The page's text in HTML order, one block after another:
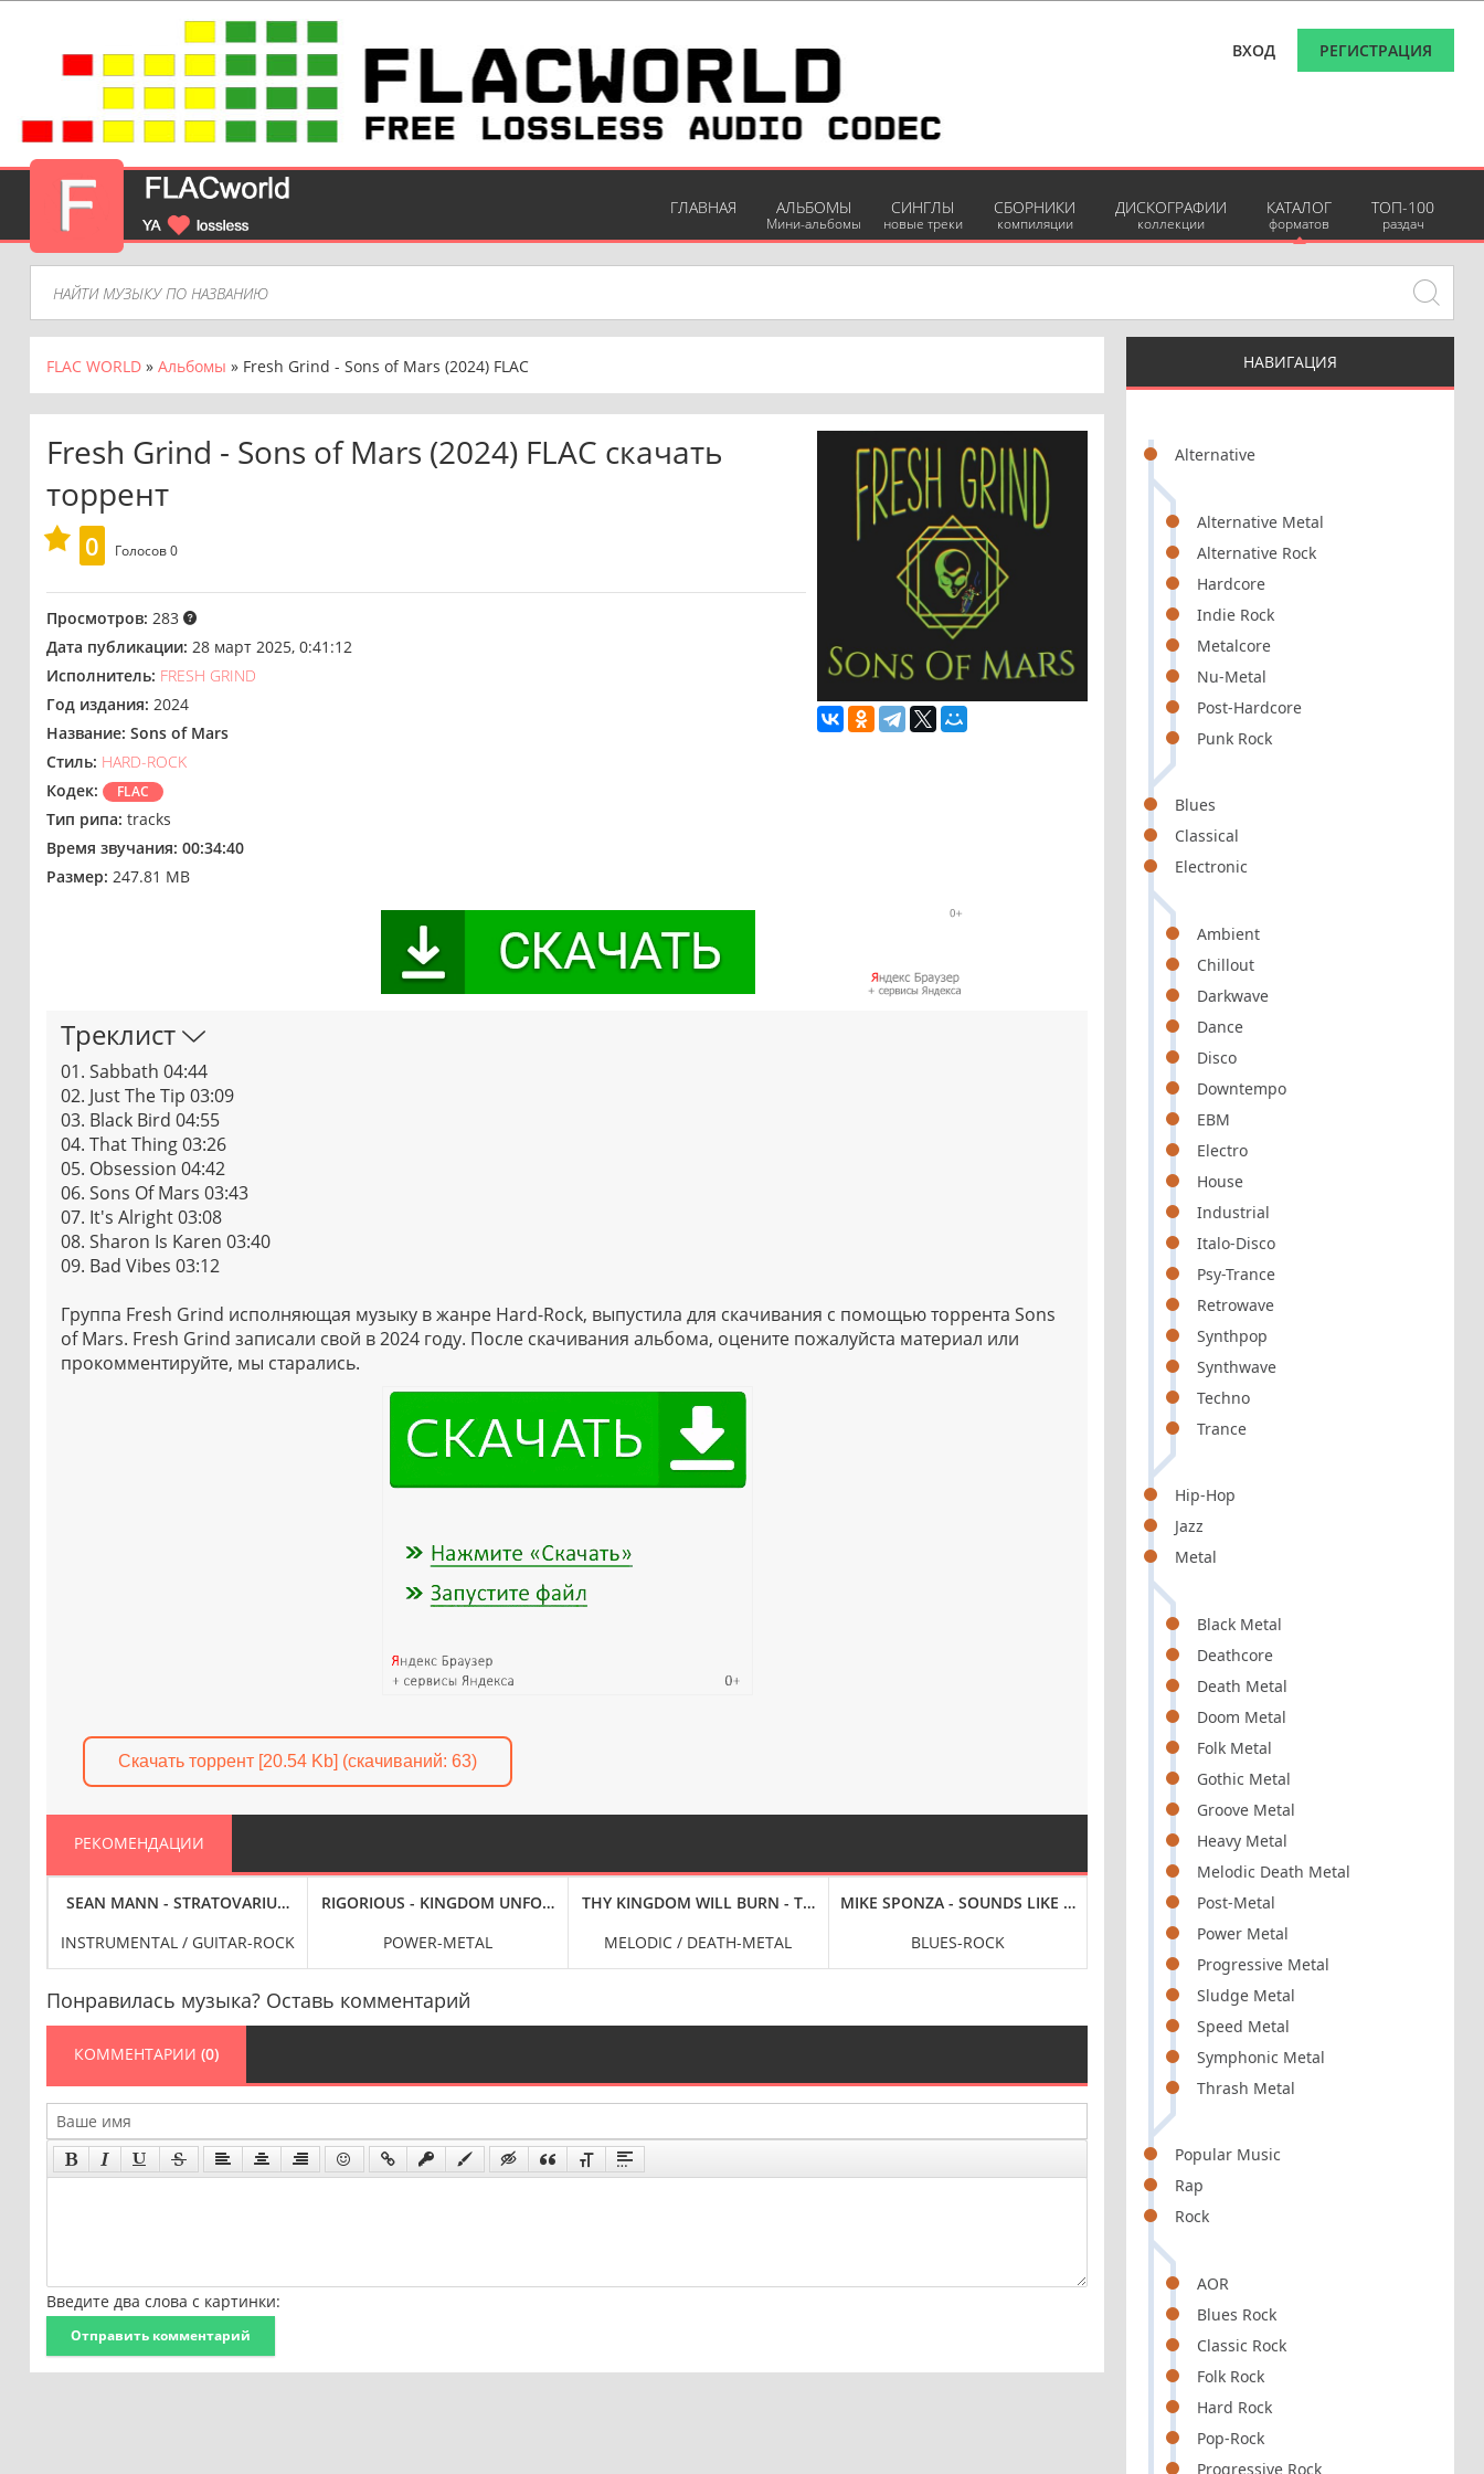
ВХОД РЕГИСТРАЦИЯ
ГЛАВНАЯ АЛЬБОМЫ
Мини-альбомы
СИНГЛЫ
новые треки
СБОРНИКИ
компиляции
ДИСКОГРАФИИ
коллекции
КАТАЛОГ
форматов
ТОП-100
раздач
НАВИГАЦИЯ
Alternative
Alternative Metal
Alternative Rock
Hardcore
Indie Rock
Metalcore
Nu-Metal
Post-Hardcore
Punk Rock
Blues
Classical
Electronic
Ambient
Chillout
Darkwave
Dance
Disco
Downtempo
EBM
Electro
House
Industrial
Italo-Disco
Psy-Trance
Retrowave
Synthpop
Synthwave
Techno
Trance
Hip-Hop
Jazz
Metal
Black Metal
Deathcore
Death Metal
Doom Metal
Folk Metal
Gothic Metal
Groove Metal
Heavy Metal
Melodic Death Metal
Post-Metal
Power Metal
Progressive Metal
Sludge Metal
Speed Metal
Symphonic Metal
Thrash Metal
Popular Music
Rap
Rock
AOR
Blues Rock
Classic Rock
Folk Rock
Hard Rock
Pop-Rock
Progressive Rock
FLAC WORLD » Альбомы » Fresh Grind - Sons of Mars (2024) FLAC
Fresh Grind - Sons of Mars (2024) FLAC скачать
торрент
0 Голосов0
Просмотров: 283
Дата публикации: 28 март 2025, 0:41:12
Исполнитель: FRESH GRIND
Год издания: 2024
Название: Sons of Mars
Стиль: HARD-ROCK
Кодек:
FLAC
Тип рипа: tracks
Время звучания: 00:34:40
Размер: 247.81 MB
Треклист
01. Sabbath 04:44
02. Just The Tip 03:09
03. Black Bird 04:55
04. That Thing 03:26
05. Obsession 04:42
06. Sons Of Mars 03:43
07. It's Alright 03:08
08. Sharon Is Karen 03:40
09. Bad Vibes 03:12
Группа Fresh Grind исполняющая музыку в жанре Hard-Rock, выпустила для скачивания с помощью торрента Sons
of Mars. Fresh Grind записали свой в 2024 году. После скачивания альбома, оцените пожалуйста материал или
прокомментируйте, мы старались.
Скачать торрент [20.54 Kb] (cкачиваний: 63)
РЕКОМЕНДАЦИИ
DARK (2024) FLAC
SEAN MANN - STRATOVARIUM (2025) FLAC
INSTRUMENTAL / GUITAR-ROCK
RIGORIOUS - KINGDOM UNFOLD (2025) FLAC
POWER-METAL
THY KINGDOM WILL BURN - THE LOSS AND REDEMPTION (2025) FLAC
MELODIC / DEATH-METAL
MIKE SPONZA - SOUNDS LIKE SUNDAY (2024) FLAC
BLUES-ROCK
SOFTSUN - DAYLIGHT IN THE DARK (2024) FLAC
POST-ROCK
Понравилась музыка? Оставь комментарий
КОММЕНТАРИИ (0)
Введите два слова с картинки:
Отправить комментарий